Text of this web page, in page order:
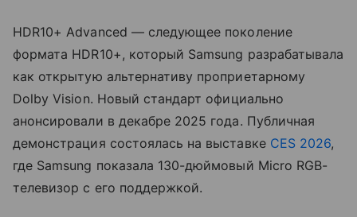
HDR10+ Advanced — следующее поколение
формата HDR10+, который Samsung разрабатывала
как открытую альтернативу проприетарному
Dolby Vision. Новый стандарт официально
анонсировали в декабре 2025 года. Публичная
демонстрация состоялась на выставке CES 2026,
где Samsung показала 130-дюймовый Micro RGB-
телевизор с его поддержкой.